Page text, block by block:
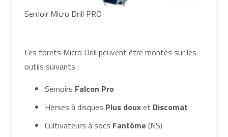
Semoir Micro Drill PRO
Les forets Micro Drill peuvent être montés sur les
outils suivants :
Semoirs Falcon Pro
Herses à disques Plus doux et Discomat
Cultivateurs à socs Fantôme (NS)